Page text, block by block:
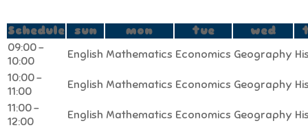
Schedule sun mon tue wed
09:00 -
10:00
English Mathematics Economics Geography
10:00 -
11:00
English Mathematics Economics Geography
11:00 -
12:00
English Mathematics Economics Geography